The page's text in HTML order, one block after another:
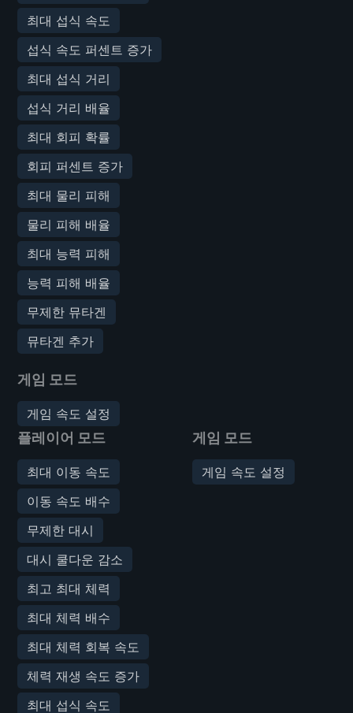
최대 섭식 속도
섭식 속도 퍼센트 증가
최대 섭식 거리
섭식 거리 배율
최대 회피 확률
회피 퍼센트 증가
최대 물리 피해
물리 피해 배율
최대 능력 피해
능력 피해 배율
무제한 뮤타겐
뮤타겐 추가
게임 모드
게임 속도 설정
플레이어 모드
최대 이동 속도
이동 속도 배수
무제한 대시
대시 쿨다운 감소
최고 최대 체력
최대 체력 배수
최대 체력 회복 속도
체력 재생 속도 증가
최대 섭식 속도
게임 모드
게임 속도 설정